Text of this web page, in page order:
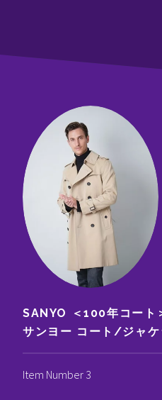
SANYO ＜100年コート
サンヨー コート/ジャケ
Item Number 3